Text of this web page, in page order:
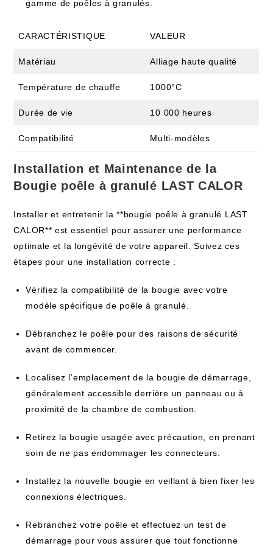
gamme de poêles à granulés.
CARACTÉRISTIQUE VALEUR
Matériau Alliage haute qualité
Température de chauffe 1000°C
Durée de vie 10 000 heures
Compatibilité Multi-modèles
Installation et Maintenance de la
Bougie poêle à granulé LAST CALOR
Installer et entretenir la **bougie poêle à granulé LAST
CALOR** est essentiel pour assurer une performance
optimale et la longévité de votre appareil. Suivez ces
étapes pour une installation correcte :
Vérifiez la compatibilité de la bougie avec votre
modèle spécifique de poêle à granulé.
Débranchez le poêle pour des raisons de sécurité
avant de commencer.
Localisez l’emplacement de la bougie de démarrage,
généralement accessible derrière un panneau ou à
proximité de la chambre de combustion.
Retirez la bougie usagée avec précaution, en prenant
soin de ne pas endommager les connecteurs.
Installez la nouvelle bougie en veillant à bien fixer les
connexions électriques.
Rebranchez votre poêle et effectuez un test de
démarrage pour vous assurer que tout fonctionne